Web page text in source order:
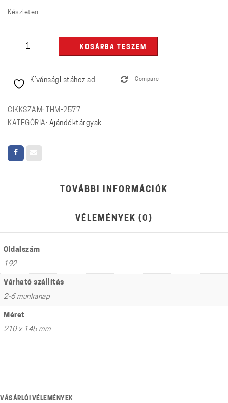
Készleten
Notesz
(piros)
KOSÁRBA TESZEM
Kívánságlistához ad Compare
CIKKSZÁM: THM-2577
KATEGÓRIA: Ajándéktárgyak
TOVÁBBI INFORMÁCIÓK
VÉLEMÉNYEK (0)
Oldalszám
192
Várható szállítás
2-6 munkanap
Méret
210 x 145 mm
VÁSÁRLÓI VÉLEMÉNYEK